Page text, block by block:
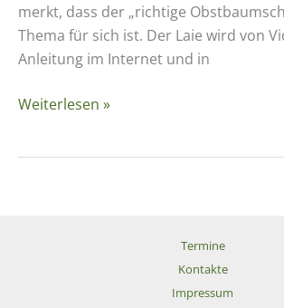
merkt, dass der „richtige
Thema für sich ist. Der Laie wird von
Anleitung im Internet und in
Obstbaum­
Weiterlesen »
Termine
Kontakte
Impressum